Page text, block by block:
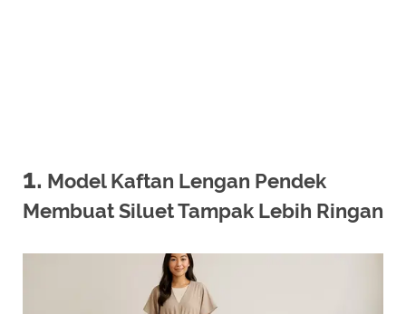
1. Model Kaftan Lengan Pendek
Membuat Siluet Tampak Lebih Ringan